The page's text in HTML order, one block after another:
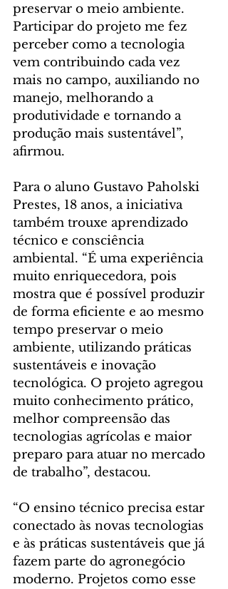
preservar o meio ambiente.
Participar do projeto me fez
perceber como a tecnologia
vem contribuindo cada vez
mais no campo, auxiliando no
manejo, melhorando a
produtividade e tornando a
produção mais sustentável”,
afirmou.
Para o aluno Gustavo Paholski
Prestes, 18 anos, a iniciativa
também trouxe aprendizado
técnico e consciência
ambiental. “É uma experiência
muito enriquecedora, pois
mostra que é possível produzir
de forma eficiente e ao mesmo
tempo preservar o meio
ambiente, utilizando práticas
sustentáveis e inovação
tecnológica. O projeto agregou
muito conhecimento prático,
melhor compreensão das
tecnologias agrícolas e maior
preparo para atuar no mercado
de trabalho”, destacou.
“O ensino técnico precisa estar
conectado às novas tecnologias
e às práticas sustentáveis que já
fazem parte do agronegócio
moderno. Projetos como esse